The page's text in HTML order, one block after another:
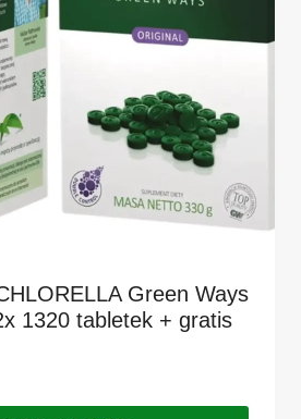
Green Ways
1320 tabletek + gratis